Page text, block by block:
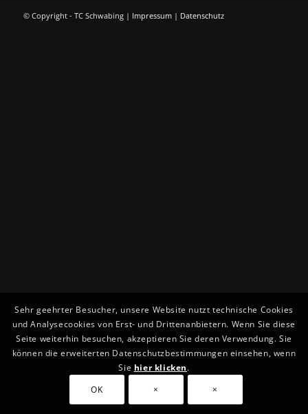
© Copyright - TC Schwabing | Impressum| Datenschutz
Sehr geehrter Besucher, unsere Website nutzt technische Cookies
und Analysecookies von Erst- und Drittenanbietern. Wenn Sie diese
Seite weiterhin besuchen, akzeptieren Sie deren Verwendung. Sie
können die erweiterten Datenschutzbestimmungen einsehen, wenn
Sie hier klicken.
OK
× ×